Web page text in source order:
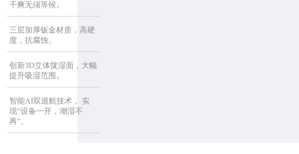
干爽无须等候。
三层加厚钣金材质，高硬
度，抗腐蚀。
创新3D立体拢湿面，大幅
提升吸湿范围。
智能AI双巡航技术， 实
现“设备一开，潮湿不
再”。